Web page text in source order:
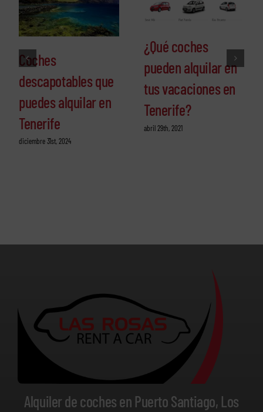
Coches
descapotables que
puedes alquilar en
Tenerife
diciembre 31st, 2024
¿Qué coches
pueden alquilar en
tus vacaciones en
Tenerife?
abril 29th, 2021
Alquiler de coches en Puerto Santiago, Los